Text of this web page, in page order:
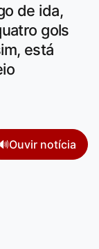
de ida,
gols
está
Ouvir notícia